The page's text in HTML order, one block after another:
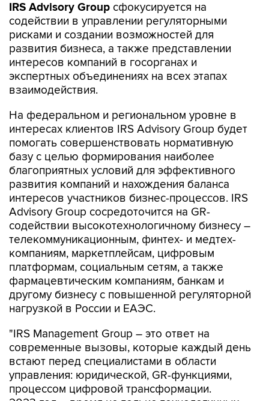
IRS Advisory Group сфокусируется на
содействии в управлении регуляторными
рисками и создании возможностей для
развития бизнеса, а также представлении
интересов компаний в госорганах и
экспертных объединениях на всех этапах
взаимодействия.
На федеральном и региональном уровне в
интересах клиентов IRS Advisory Group будет
помогать совершенствовать нормативную
базу с целью формирования наиболее
благоприятных условий для эффективного
развития компаний и нахождения баланса
интересов участников бизнес-процессов. IRS
Advisory Group сосредоточится на GR-
содействии высокотехнологичному бизнесу –
телекоммуникационным, финтех- и медтех-
компаниям, маркетплейсам, цифровым
платформам, социальным сетям, а также
фармацевтическим компаниям, банкам и
другому бизнесу с повышенной регуляторной
нагрузкой в России и ЕАЭС.
"IRS Management Group – это ответ на
современные вызовы, которые каждый день
встают перед специалистами в области
управления: юридической, GR-функциями,
процессом цифровой трансформации.